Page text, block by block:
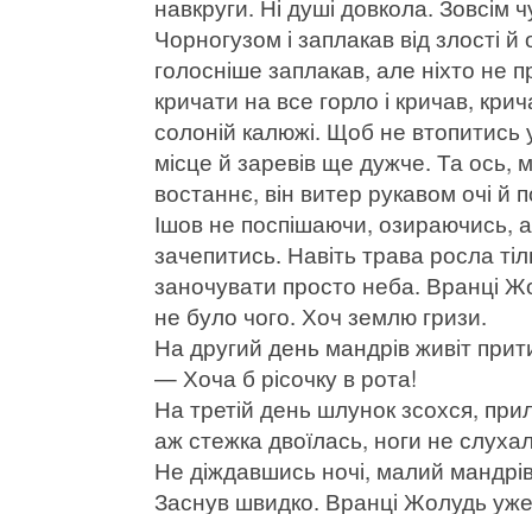
навкруги. Ні душі довкола. Зовсім
Чорногузом і заплакав від
голосніше заплакав, але ніхто не
кричати на все горло і кричав,
солоній калюжі. Щоб не
місце й заревів ще дужче. Та ось,
востаннє, він витер рукавом очі
Ішов не поспішаючи, озираючись,
зачепитись. Навіть трава росла
заночувати просто неба. Вранці
не було чого. Хоч землю гризи.
На другий день мандрів живіт
— Хоча б рісочку в рота!
На третій день шлунок зсохся,
аж стежка двоїлась, ноги не
Не діждавшись ночі, малий
Заснув швидко. Вранці Жолудь уже